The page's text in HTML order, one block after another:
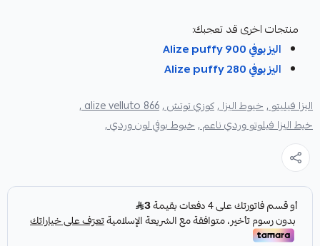
منتجات اخرى قد تعجبك:
اليز بوفي Alize puffy 900
اليز بوفي Alize puffy 280
اليزا فيليتو ,خيوط اليزا ,كوزي توتش ,alize velluto 866 ,
خيط اليزا فيلوتو وردي ناعم ,خيوط بوفي لون وردي ,